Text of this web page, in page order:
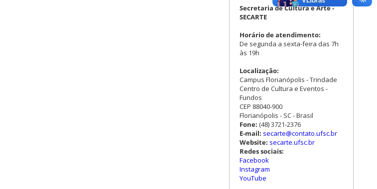
Secretaria de Cultura e Arte -
SECARTE
Horário de atendimento:
De segunda a sexta-feira das 7h
às 19h
Localização:
Campus Florianópolis - Trindade
Centro de Cultura e Eventos -
Fundos
CEP 88040-900
Florianópolis - SC - Brasil
Fone: (48) 3721-2376
E-mail: secarte@contato.ufsc.br
Website: secarte.ufsc.br
Redes sociais:
Facebook
Instagram
YouTube